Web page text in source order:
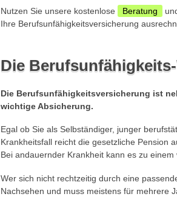
Nutzen Sie unsere kostenlose Beratung
Ihre Berufsunfähigkeitsversicherung
Die
Die Berufsunfähigkeitsversicherung ist
wichtige Absicherung.
Egal ob Sie als Selbständiger, junger
Krankheitsfall reicht die gesetzliche Pension
Bei andauernder Krankheit kann es zu
Wer sich nicht rechtzeitig durch eine
Nachsehen und muss meistens für mehrere